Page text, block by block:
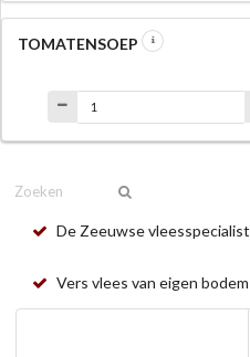
TOMATENSOEP
De Zeeuwse vleesspecialist
Vers vlees van eigen bodem